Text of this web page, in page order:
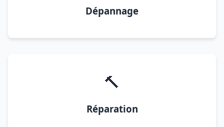
Dépannage
🔨
Réparation